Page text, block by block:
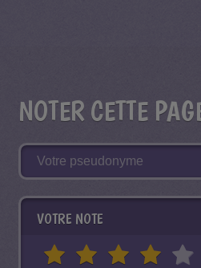
NOTER CETTE
VOTRE NOTE